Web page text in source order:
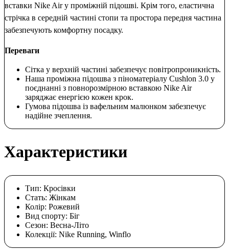
вставки Nike Air у проміжній підошві. Крім того, еластична
стрічка в середній частині стопи та простора передня частина
забезпечують комфортну посадку.
Переваги
Сітка у верхній частині забезпечує повітропроникність.
Наша проміжна підошва з піноматеріалу Cushlon 3.0 у
поєднанні з повнорозмірною вставкою Nike Air
заряджає енергією кожен крок.
Гумова підошва із вафельним малюнком забезпечує
надійне зчеплення.
Характеристики
Тип: Кросівки
Стать: Жінкам
Колір: Рожевий
Вид спорту: Біг
Сезон: Весна-Літо
Колекції: Nike Running, Winflo